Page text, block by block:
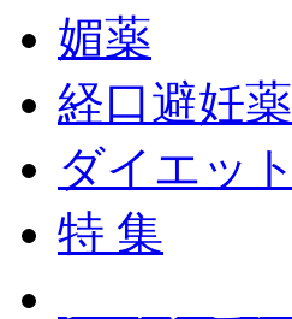
媚薬
経口避妊薬
ダイエット
特 集